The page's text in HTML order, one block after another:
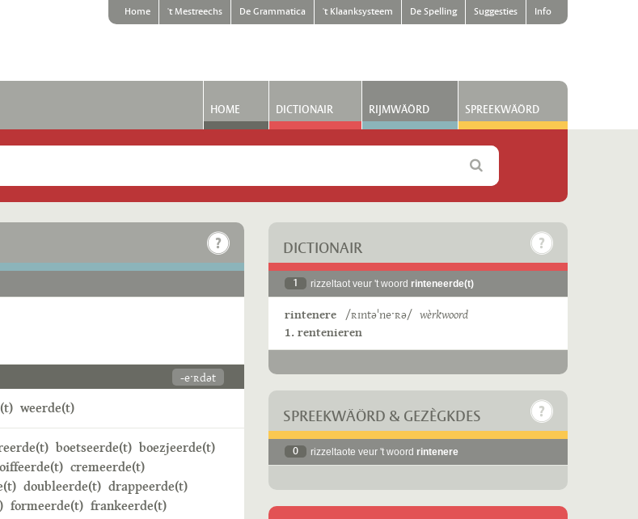
Home 't Mestreechs De Grammatica 't Klaanksysteem De Spelling Suggesties Info
HOME DICTIONAIR RIJMWÄÖRD SPREEKWÄÖRD
-eˑʀdət
weerde(t)
boetseerde(t) boezjeerde(t)
cremeerde(t)
doubleerde(t) drappeerde(t)
formeerde(t) frankeerde(t)
DICTIONAIR
1 rizzeltaot veur 't woord rinteneerde(t)
rintenere /ʀɪntəˈneˑʀə/ wèrkwoord
1. rentenieren
SPREEKWÄÖRD & GEZÈGKDES
0 rizzeltaote veur 't woord rintenere